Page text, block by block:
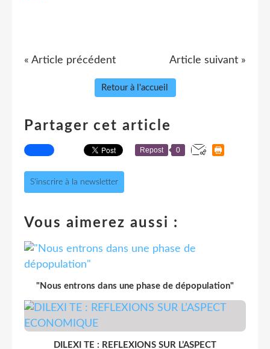
« Article précédent Article suivant »
Retour à l'accueil
Partager cet article
Repost 0
S'inscrire à la newsletter
Vous aimerez aussi :
"Nous entrons dans une phase de dépopulation"
DILEXI TE : REFLEXIONS SUR L’ASPECT